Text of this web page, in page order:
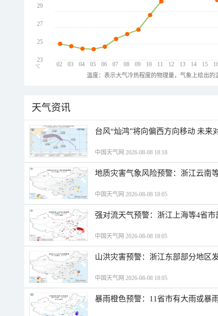
02 03 04 05 06 07 08 09 10 11 12 13 14 15
29
27
25
23
℃
温度：表示大气冷热程度的物理量，气象上给出
天气资讯
台风“灿鸿”将向偏西方向移动 未来
中国天气网 2026-08-08 18:18
地质灾害气象风险预警：浙江云南
中国天气网 2026-08-08 18:05
强对流天气预警：浙江上海等4省
中国天气网 2026-08-08 18:05
山洪灾害预警：浙江东部部分地区
中国天气网 2026-08-08 18:05
暴雨橙色预警：11省市有大雨或暴